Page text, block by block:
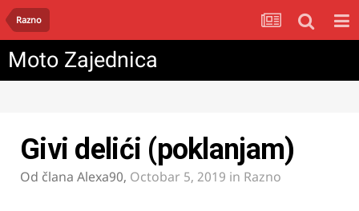
Razno
Moto Zajednica
Givi delići (poklanjam)
Od člana Alexa90, Octobar 5, 2019 in Razno